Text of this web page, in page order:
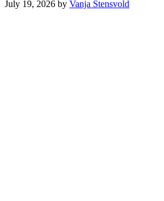
July 19, 2026 by Vanja Stensvold